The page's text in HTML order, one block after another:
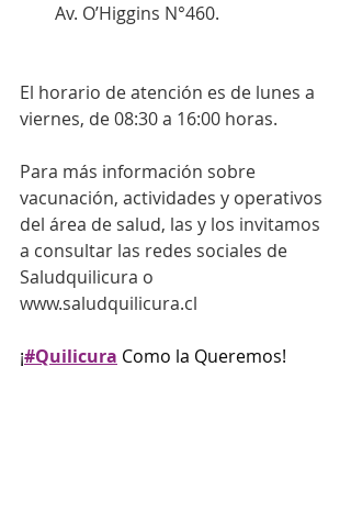
Av. O’Higgins N°460.
El horario de atención es de lunes a
viernes, de 08:30 a 16:00 horas.
Para más información sobre
vacunación, actividades y operativos
del área de salud, las y los invitamos
a consultar las redes sociales de
Saludquilicura o
www.saludquilicura.cl
¡#Quilicura Como la Queremos!